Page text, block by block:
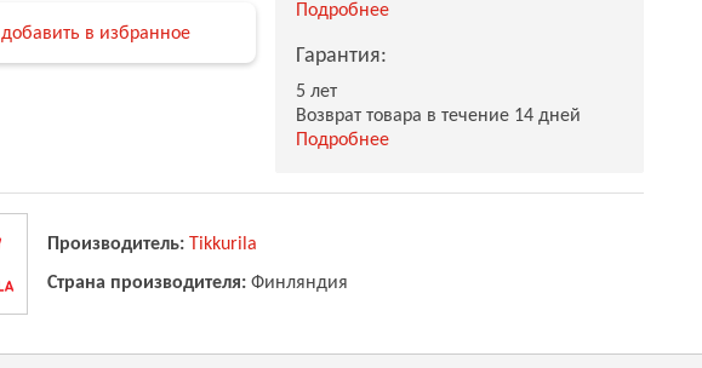
добавить в избранное
Подробнее
Гарантия:
5 лет
Возврат товара в течение 14 дней
Подробнее
Производитель: Tikkurila
Страна производителя: Финляндия